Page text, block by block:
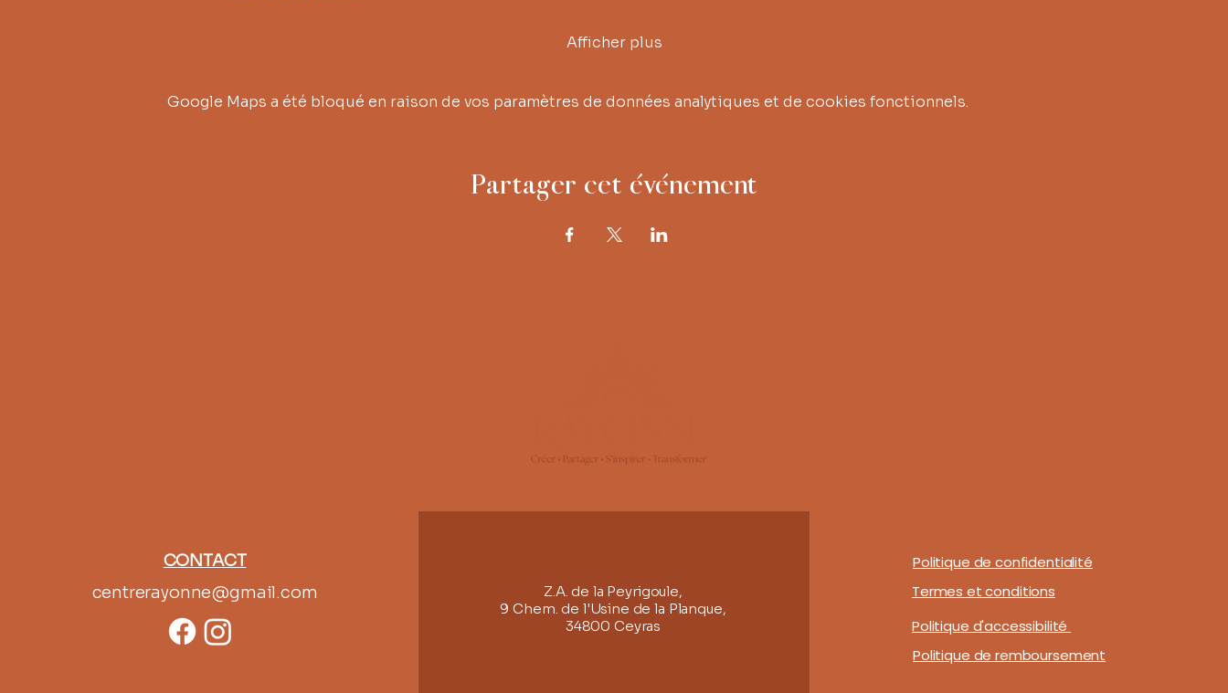
Afficher plus
Google Maps a été bloqué en raison de vos paramètres de données analytiques et de cookies fonctionnels.
Partager cet événement
CONTACT
centrerayonne@gmail.com
Z.A. de la Peyrigoule,
9 Chem. de l'Usine de la Planque,
34800 Ceyras
Politique de confidentialité
Termes et conditions
Politique d'accessibilité
Politique de remboursement